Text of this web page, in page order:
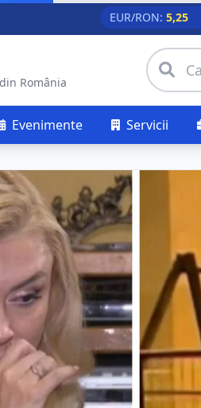
EUR/RON: 5,25
România
Evenimente Servicii